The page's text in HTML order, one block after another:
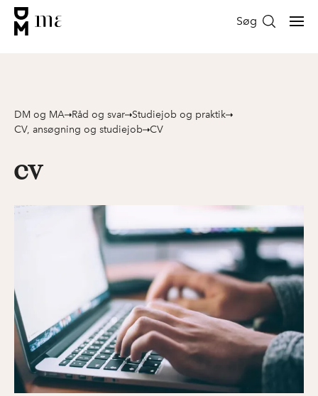
Søg
DM og MA Råd og svar
Studiejob og praktik
CV, ansøgning og studiejob
CV
CV